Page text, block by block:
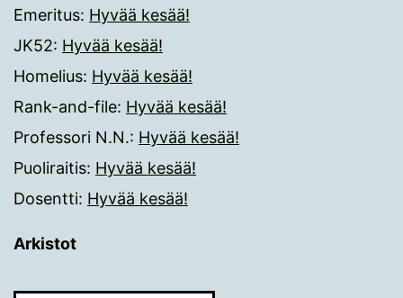
Emeritus: Hyvää kesää!
JK52: Hyvää kesää!
Homelius: Hyvää kesää!
Rank-and-file: Hyvää kesää!
Professori N.N.: Hyvää kesää!
Puoliraitis: Hyvää kesää!
Dosentti: Hyvää kesää!
Arkistot